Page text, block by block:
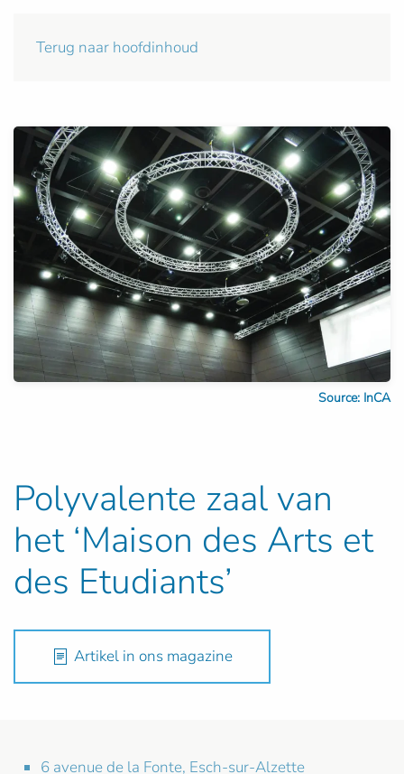
Terug naar hoofdinhoud
Source: InCA
Polyvalente zaal van
het ‘Maison des Arts et
des Etudiants’
Artikel in ons magazine
6 avenue de la Fonte, Esch-sur-Alzette